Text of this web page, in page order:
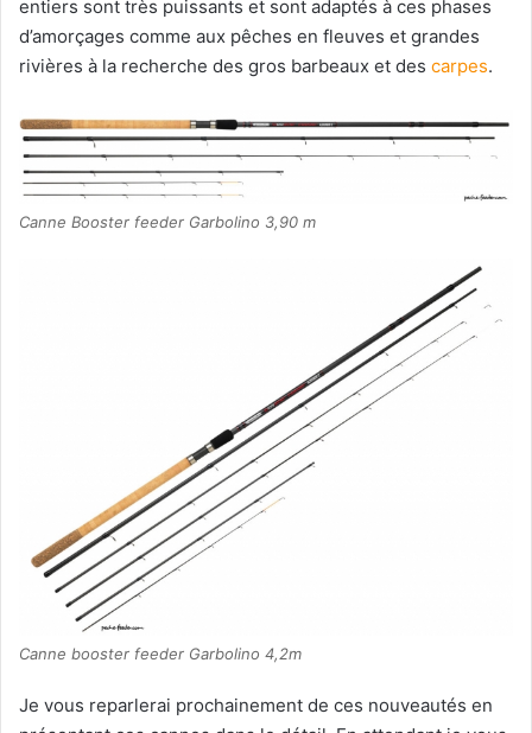
entiers sont très puissants et sont adaptés à ces phases
d’amorçages comme aux pêches en fleuves et grandes
rivières à la recherche des gros barbeaux et des carpes.
Canne Booster feeder Garbolino 3,90 m
Canne booster feeder Garbolino 4,2m
Je vous reparlerai prochainement de ces nouveautés en